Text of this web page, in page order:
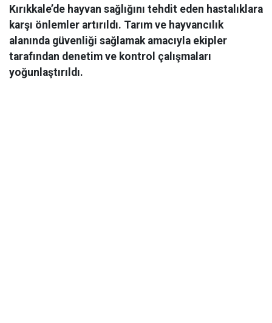
Kırıkkale’de hayvan sağlığını tehdit eden hastalıklara
karşı önlemler artırıldı. Tarım ve hayvancılık
alanında güvenliği sağlamak amacıyla ekipler
tarafından denetim ve kontrol çalışmaları
yoğunlaştırıldı.